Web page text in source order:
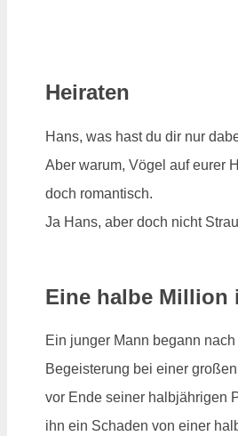
Heiraten
Hans, was hast du dir nur
Aber warum, Vögel auf eurer
doch romantisch.
Ja Hans, aber doch nicht
Eine halbe Million
Ein junger Mann begann
Begeisterung bei einer
vor Ende seiner halbjährigen
ihn ein Schaden von einer